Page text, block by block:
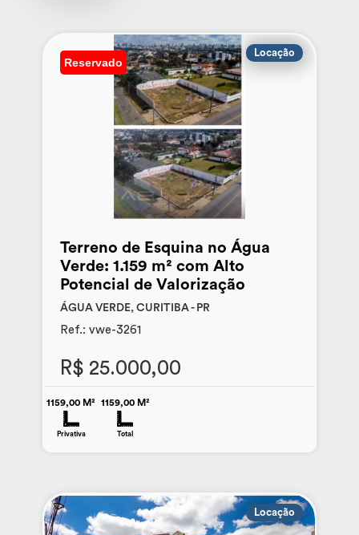
Locação
Reservado
Terreno de Esquina no Água
Verde: 1.159 m² com Alto
Potencial de Valorização
ÁGUA VERDE, CURITIBA - PR
Ref.: vwe-3261
R$ 25.000,00
1159,00 M²
Privativa
1159,00 M²
Total
Locação